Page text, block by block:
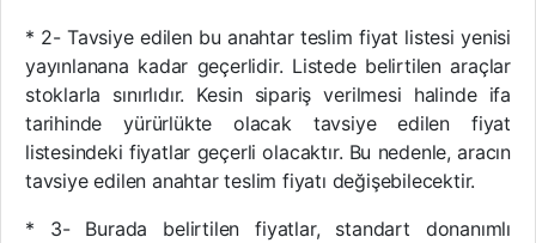
* 2- Tavsiye edilen bu anahtar teslim fiyat listesi yenisi
yayınlanana kadar geçerlidir. Listede belirtilen araçlar
stoklarla sınırlıdır. Kesin sipariş verilmesi halinde ifa
tarihinde yürürlükte olacak tavsiye edilen fiyat
listesindeki fiyatlar geçerli olacaktır. Bu nedenle, aracın
tavsiye edilen anahtar teslim fiyatı değişebilecektir.
* 3- Burada belirtilen fiyatlar, standart donanımlı